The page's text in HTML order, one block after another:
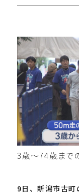
3歳～74歳まで
9日、新潟市古町